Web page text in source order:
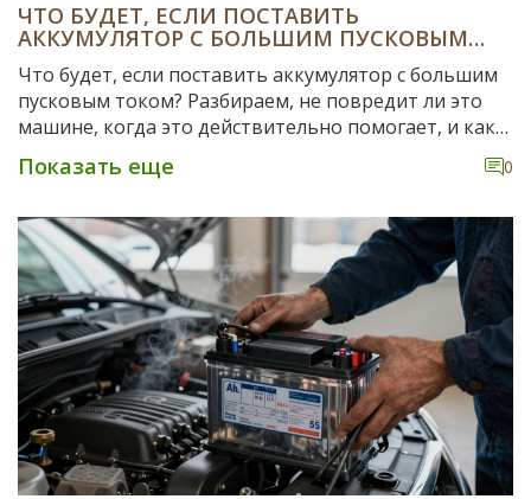
ЧТО БУДЕТ, ЕСЛИ ПОСТАВИТЬ
АККУМУЛЯТОР С БОЛЬШИМ ПУСКОВЫМ
ТОКОМ?
Что будет, если поставить аккумулятор с большим
пусковым током? Разбираем, не повредит ли это
машине, когда это действительно помогает, и как
правильно выбрать аккумулятор для суровых зим.
Показать еще 0